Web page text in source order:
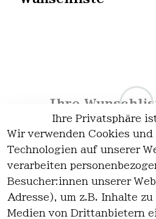
Ihre
Ihre Privatsphäre
Wir verwenden Cookies und
Technologien auf unserer
verarbeiten
Besucher:innen unserer
Adresse), um z.B. Inhalte zu
Medien von Drittanbietern